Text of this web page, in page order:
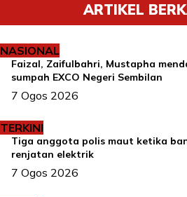
ARTIKEL
NASIONAL
Faizal, Zaifulbahri, Mustapha
sumpah EXCO Negeri Sembilan
7 Ogos 2026
TERKINI
Tiga anggota polis maut ketika
renjatan elektrik
7 Ogos 2026